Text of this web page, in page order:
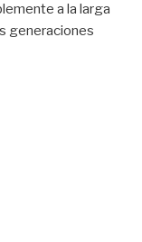
a la larga
generaciones